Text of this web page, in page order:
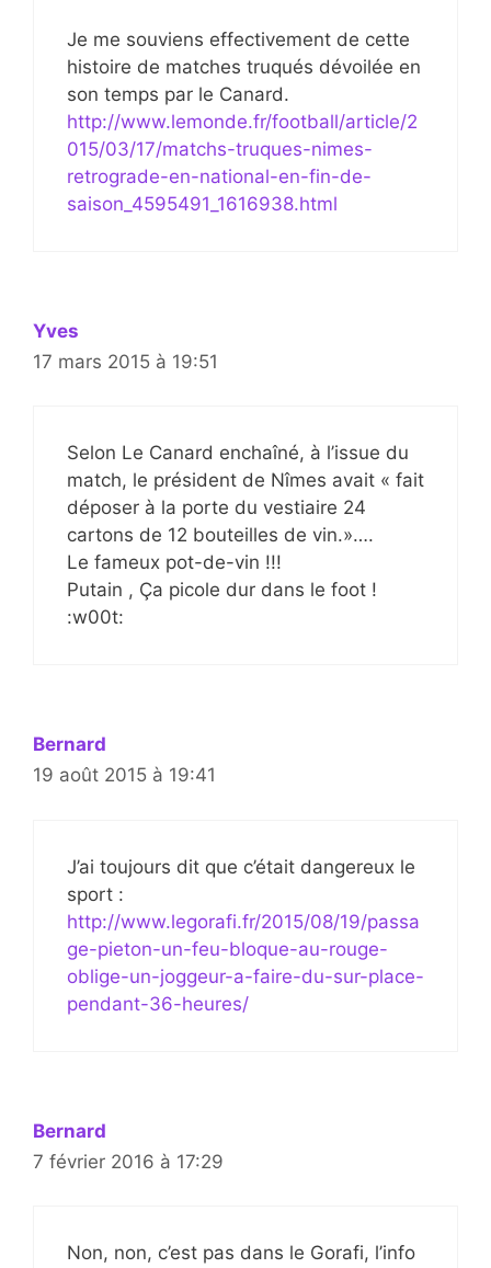
Je me souviens effectivement de cette
histoire de matches truqués dévoilée en
son temps par le Canard.
http://www.lemonde.fr/football/article/2
015/03/17/matchs-truques-nimes-
retrograde-en-national-en-fin-de-
saison_4595491_1616938.html
Yves
17 mars 2015 à 19:51
Selon Le Canard enchaîné, à l’issue du
match, le président de Nîmes avait « fait
déposer à la porte du vestiaire 24
cartons de 12 bouteilles de vin.»….
Le fameux pot-de-vin !!!
Putain , Ça picole dur dans le foot !
:w00t:
Bernard
19 août 2015 à 19:41
J’ai toujours dit que c’était dangereux le
sport :
http://www.legorafi.fr/2015/08/19/passa
ge-pieton-un-feu-bloque-au-rouge-
oblige-un-joggeur-a-faire-du-sur-place-
pendant-36-heures/
Bernard
7 février 2016 à 17:29
Non, non, c’est pas dans le Gorafi, l’info